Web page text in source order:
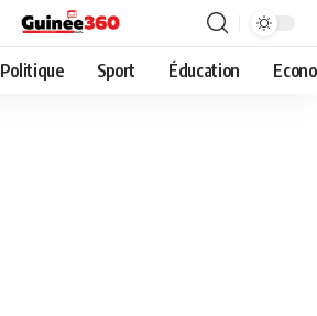
Politique Sport Éducation